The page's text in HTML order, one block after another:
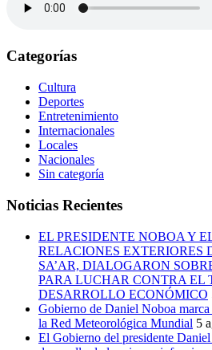
Categorías
Cultura
Deportes
Entretenimiento
Internacionales
Locales
Nacionales
Sin categoría
Noticias Recientes
EL PRESIDENTE NOBOA Y
RELACIONES EXTERIORES
SA’AR, DIALOGARON
PARA LUCHAR CONTRA EL
DESARROLLO ECONÓMICO
Gobierno de Daniel Noboa
la Red Meteorológica Mundial 5
El Gobierno del presidente